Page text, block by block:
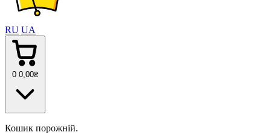
RU UA
0 0 ,00₴
Кошик порожній.